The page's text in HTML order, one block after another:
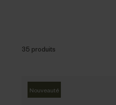
35 produits
Nouveauté